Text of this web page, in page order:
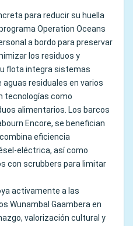
para reducir su huella
Operation Oceans
a bordo para preservar
los residuos y
flota integra sistemas
residuales en varios
tecnologías como
alimentarios. Los barcos
Encore, se benefician
eficiencia
eléctrica, así como
con scrubbers para limitar
activamente a las
Wunambal Gaambera en
valorización cultural y